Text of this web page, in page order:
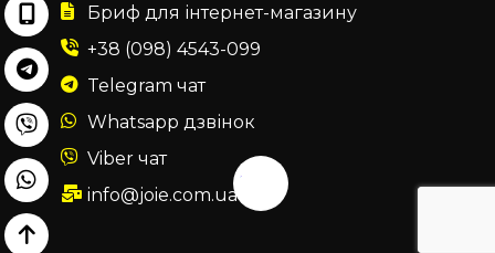
Бриф для інтернет-магазину
+38 (098) 4543-099
Telegram чат
Whatsapp дзвінок
Viber чат
info@joie.com.ua